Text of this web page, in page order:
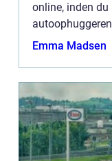
online, inden
skal gøre. Det
Emma Madsen